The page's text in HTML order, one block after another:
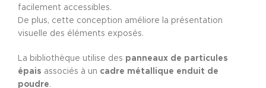
facilement accessibles.
De plus, cette conception améliore la présentation
visuelle des éléments exposés.
La bibliothèque utilise des panneaux de particules
épais associés à un cadre métallique enduit de
poudre.